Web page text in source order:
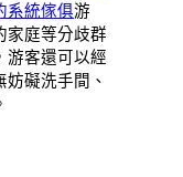
系統傢俱游
家庭等分歧群
游客還可以經
礙洗手間、